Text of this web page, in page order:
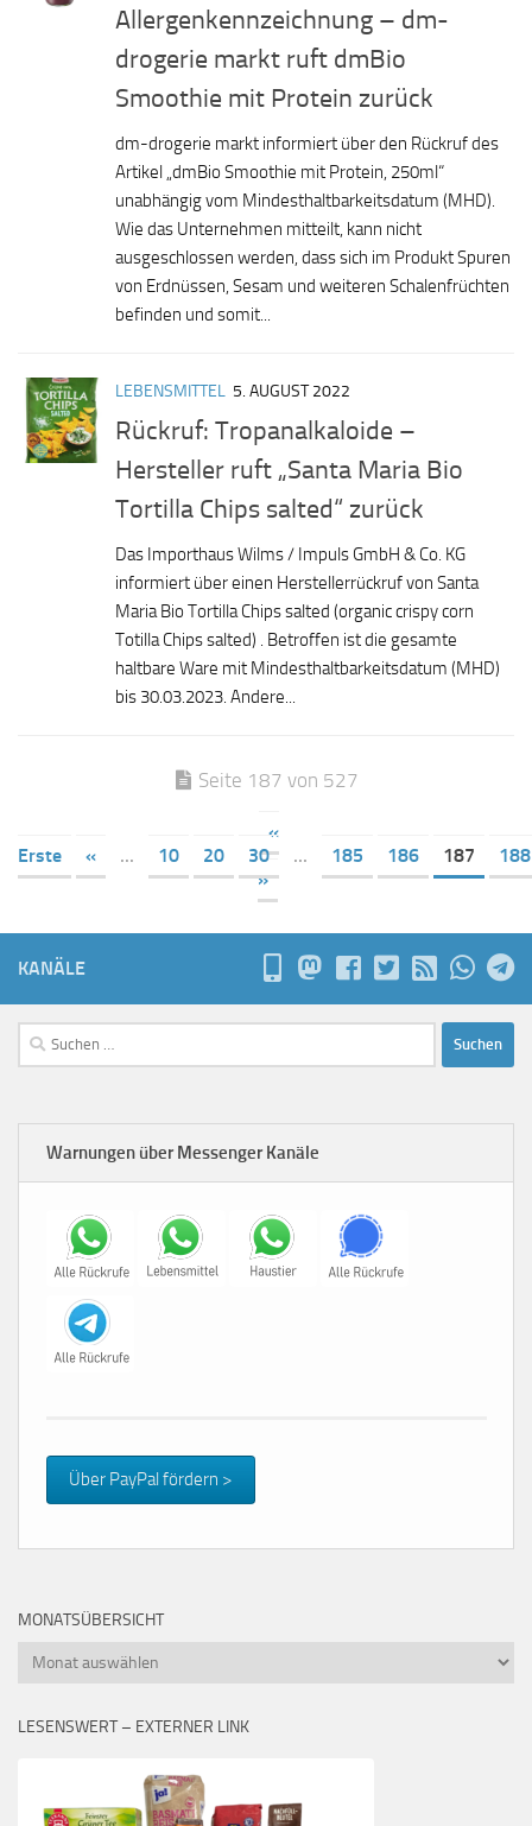
Allergenkennzeichnung – dm-
drogerie markt ruft dmBio
Smoothie mit Protein zurück
dm-drogerie markt informiert über den Rückruf des
Artikel „dmBio Smoothie mit Protein, 250ml“
unabhängig vom Mindesthaltbarkeitsdatum (MHD).
Wie das Unternehmen mitteilt, kann nicht
ausgeschlossen werden, dass sich im Produkt Spuren
von Erdnüssen, Sesam und weiteren Schalenfrüchten
befinden und somit...
LEBENSMITTEL 5. AUGUST 2022
Rückruf: Tropanalkaloide –
Hersteller ruft „Santa Maria Bio
Tortilla Chips salted“ zurück
Das Importhaus Wilms / Impuls GmbH & Co. KG
informiert über einen Herstellerrückruf von Santa
Maria Bio Tortilla Chips salted (organic crispy corn
Totilla Chips salted) . Betroffen ist die gesamte
haltbare Ware mit Mindesthaltbarkeitsdatum (MHD)
bis 30.03.2023. Andere...
Seite 187 von 527
«
Erste
« ... 10 20 30 ... 185 186 187
188
»
KANÄLE
Suchen
nach:
Warnungen über Messenger Kanäle
Über PayPal fördern >
MONATSÜBERSICHT
Monatsübersicht
LESENSWERT – EXTERNER LINK